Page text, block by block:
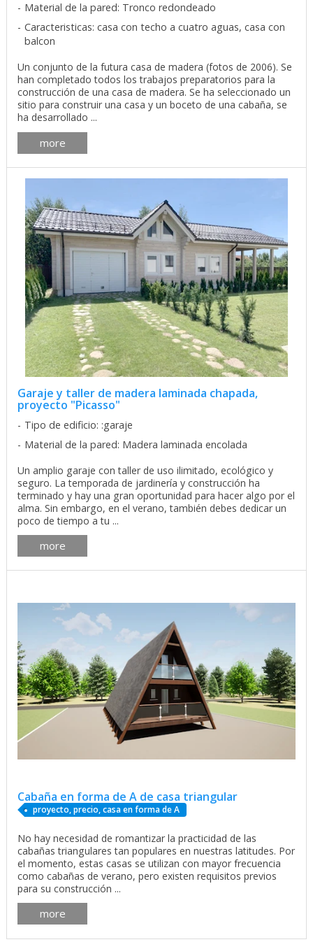
Material de la pared: Tronco redondeado
Caracteristicas: casa con techo a cuatro aguas, casa con
balcon
Un conjunto de la futura casa de madera (fotos de 2006). Se
han completado todos los trabajos preparatorios para la
construcción de una casa de madera. Se ha seleccionado un
sitio para construir una casa y un boceto de una cabaña, se
ha desarrollado ...
more
Garaje y taller de madera laminada chapada,
proyecto "Picasso"
Tipo de edificio: :garaje
Material de la pared: Madera laminada encolada
Un amplio garaje con taller de uso ilimitado, ecológico y
seguro. La temporada de jardinería y construcción ha
terminado y hay una gran oportunidad para hacer algo por el
alma. Sin embargo, en el verano, también debes dedicar un
poco de tiempo a tu ...
more
Cabaña en forma de A de casa triangular
proyecto, precio, casa en forma de A
No hay necesidad de romantizar la practicidad de las
cabañas triangulares tan populares en nuestras latitudes. Por
el momento, estas casas se utilizan con mayor frecuencia
como cabañas de verano, pero existen requisitos previos
para su construcción ...
more